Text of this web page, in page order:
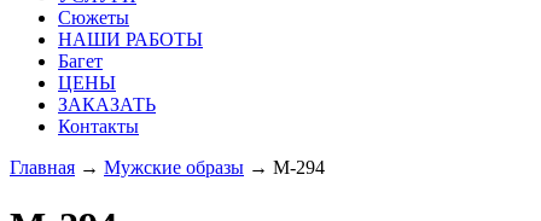
Сюжеты
НАШИ РАБОТЫ
Багет
ЦЕНЫ
ЗАКАЗАТЬ
Контакты
Главная → Мужские образы → M-294